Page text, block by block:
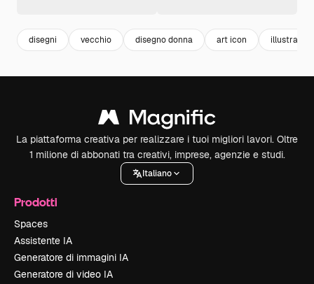
disegni vecchio disegno donna art icon illustration
La piattaforma creativa per realizzare i tuoi migliori lavori. Oltre
1 milione di abbonati tra creativi, imprese, agenzie e studi.
Italiano
Prodotti
Spaces
Assistente IA
Generatore di immagini IA
Generatore di video IA